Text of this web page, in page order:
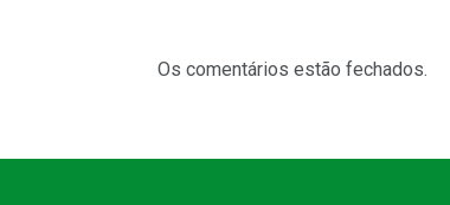
Os comentários estão fechados.